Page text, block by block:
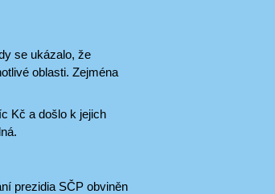
se ukázalo, že
oblasti. Zejména
Kč a došlo k jejich
prezidia SČP obviněn